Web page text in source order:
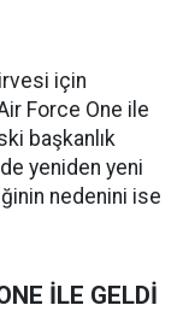
için
Force One ile
başkanlık
yeniden yeni
nedenini ise
İLE GELDİ